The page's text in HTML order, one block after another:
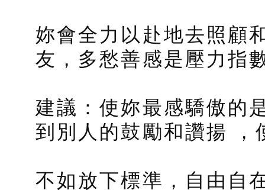
妳會全力以赴地去照顧
友，多愁善感是壓力指
建議：使妳最感驕傲的
到別人的鼓勵和讚揚 ，
不如放下標準，自由自